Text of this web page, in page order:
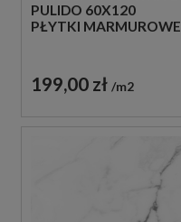
PULIDO 60X120
PŁYTKI MARMUROWE
199,00 zł m2